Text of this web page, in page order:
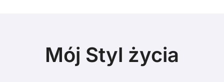
Mój Styl życia